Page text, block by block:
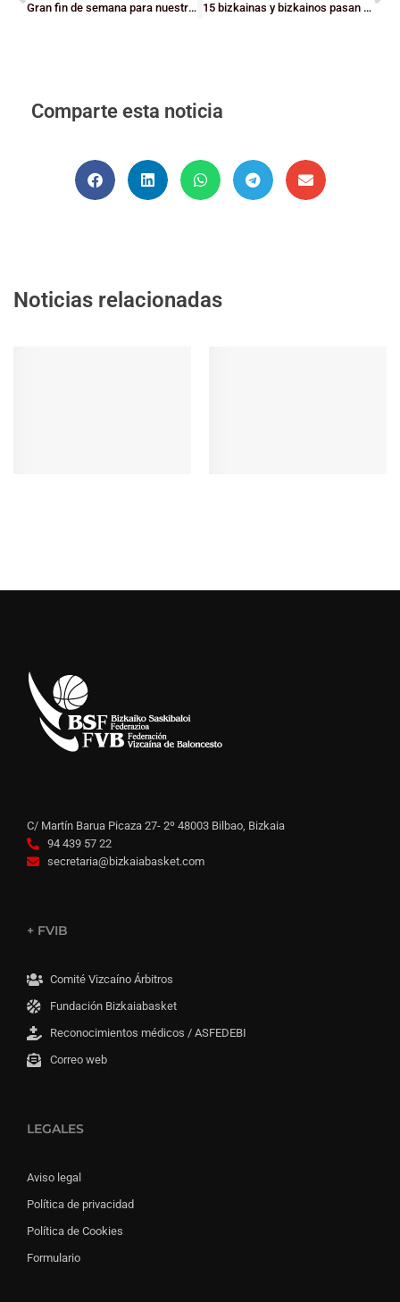
Gran fin de semana para nuestros equipos en la élite 15 bizkainas y bizkainos pasan el primer corte con Euskadi Mini
Comparte esta noticia
Noticias relacionadas
C/ Martín Barua Picaza 27- 2º 48003 Bilbao, Bizkaia
94 439 57 22
secretaria@bizkaiabasket.com
+ FVIB
Comité Vizcaíno Árbitros
Fundación Bizkaiabasket
Reconocimientos médicos / ASFEDEBI
Correo web
LEGALES
Aviso legal
Política de privacidad
Política de Cookies
Formulario